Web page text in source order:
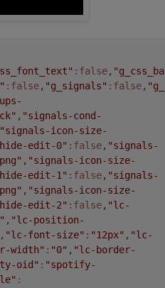
:false, "g_css_ba
:false, "g_signals" :false, "g_
, "signals-cond-
"signals-icon-size-
edit-0" :false, "signals-
, "signals-icon-size-
edit-1" :false, "signals-
, "signals-icon-size-
edit-2" :false, "lc-
, "lc-position-
, "lc-font-size" : "12px" , "lc-
width" : "0" , "lc-border-
oid" : "spotify-
: